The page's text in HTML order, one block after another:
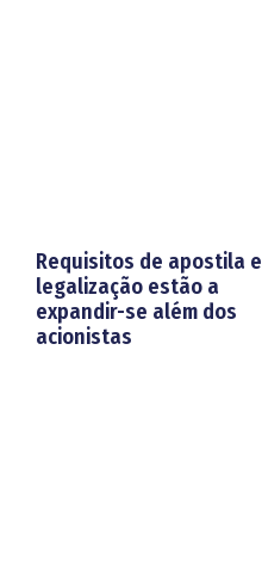
Requisitos de apostila e
legalização estão a
expandir-se além dos
acionistas